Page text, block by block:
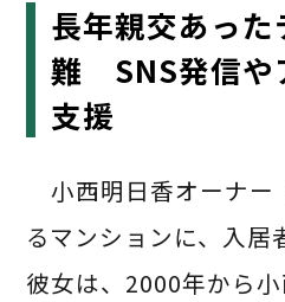
長年親交あっ
難 SNS発信や
支援
小西明日香オーナー
るマンションに、入居
彼女は、2000年から